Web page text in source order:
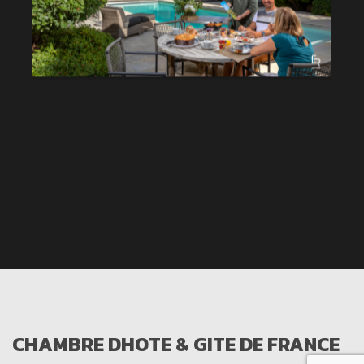
CHAMBRE DHOTE & GITE DE FRANCE